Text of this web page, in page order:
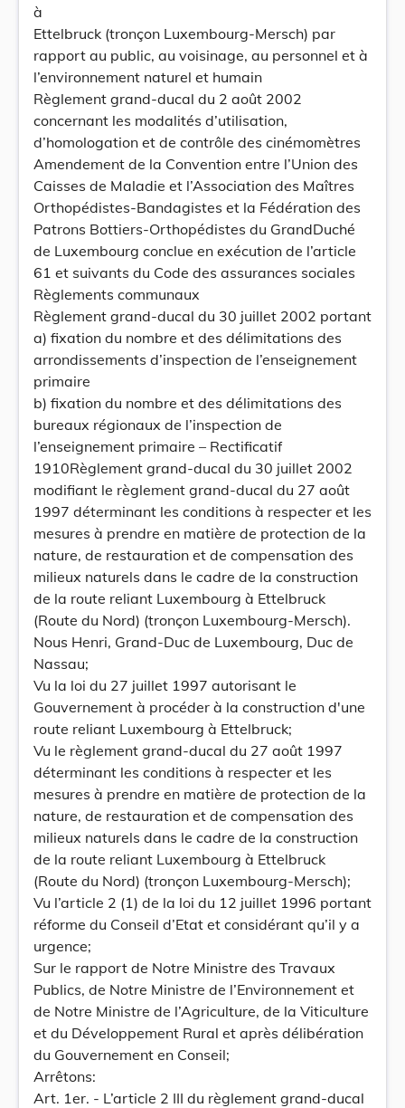
à
Ettelbruck (tronçon Luxembourg-Mersch) par
rapport au public, au voisinage, au personnel et à
l’environnement naturel et humain
Règlement grand-ducal du 2 août 2002
concernant les modalités d’utilisation,
d’homologation et de contrôle des cinémomètres
Amendement de la Convention entre l’Union des
Caisses de Maladie et l’Association des Maîtres
Orthopédistes-Bandagistes et la Fédération des
Patrons Bottiers-Orthopédistes du GrandDuché
de Luxembourg conclue en exécution de l’article
61 et suivants du Code des assurances sociales
Règlements communaux
Règlement grand-ducal du 30 juillet 2002 portant
a) fixation du nombre et des délimitations des
arrondissements d’inspection de l’enseignement
primaire
b) fixation du nombre et des délimitations des
bureaux régionaux de l’inspection de
l’enseignement primaire – Rectificatif
1910Règlement grand-ducal du 30 juillet 2002
modifiant le règlement grand-ducal du 27 août
1997 déterminant les conditions à respecter et les
mesures à prendre en matière de protection de la
nature, de restauration et de compensation des
milieux naturels dans le cadre de la construction
de la route reliant Luxembourg à Ettelbruck
(Route du Nord) (tronçon Luxembourg-Mersch).
Nous Henri, Grand-Duc de Luxembourg, Duc de
Nassau;
Vu la loi du 27 juillet 1997 autorisant le
Gouvernement à procéder à la construction d'une
route reliant Luxembourg à Ettelbruck;
Vu le règlement grand-ducal du 27 août 1997
déterminant les conditions à respecter et les
mesures à prendre en matière de protection de la
nature, de restauration et de compensation des
milieux naturels dans le cadre de la construction
de la route reliant Luxembourg à Ettelbruck
(Route du Nord) (tronçon Luxembourg-Mersch);
Vu l’article 2 (1) de la loi du 12 juillet 1996 portant
réforme du Conseil d’Etat et considérant qu’il y a
urgence;
Sur le rapport de Notre Ministre des Travaux
Publics, de Notre Ministre de l’Environnement et
de Notre Ministre de l’Agriculture, de la Viticulture
et du Développement Rural et après délibération
du Gouvernement en Conseil;
Arrêtons:
Art. 1er. - L’article 2 III du règlement grand-ducal